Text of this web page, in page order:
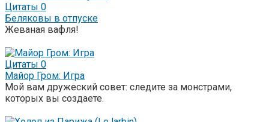
Цитаты 0
Беляковы в отпуске
Жеваная вафля!
Цитаты 0
Майор Гром: Игра
Мой вам дружеский совет: следите за монстрами,
которых вы создаете.